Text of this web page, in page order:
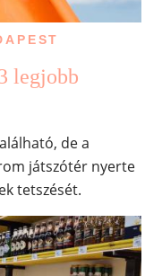
legjobb
de a
játszótér nyerte
tetszését.